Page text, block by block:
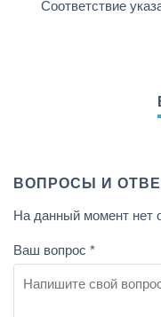
Соответствие
ВОПРОСЫ И
На данный момент нет
Ваш вопрос *